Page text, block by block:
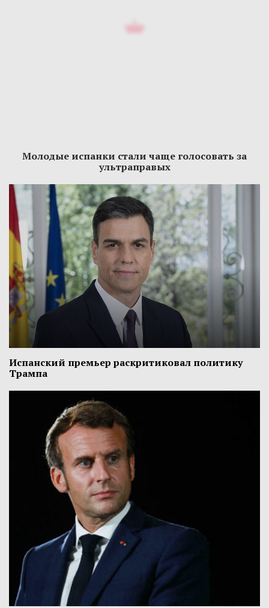
Молодые испанки стали чаще голосовать за
ультраправых
Испанский премьер раскритиковал политику
Трампа